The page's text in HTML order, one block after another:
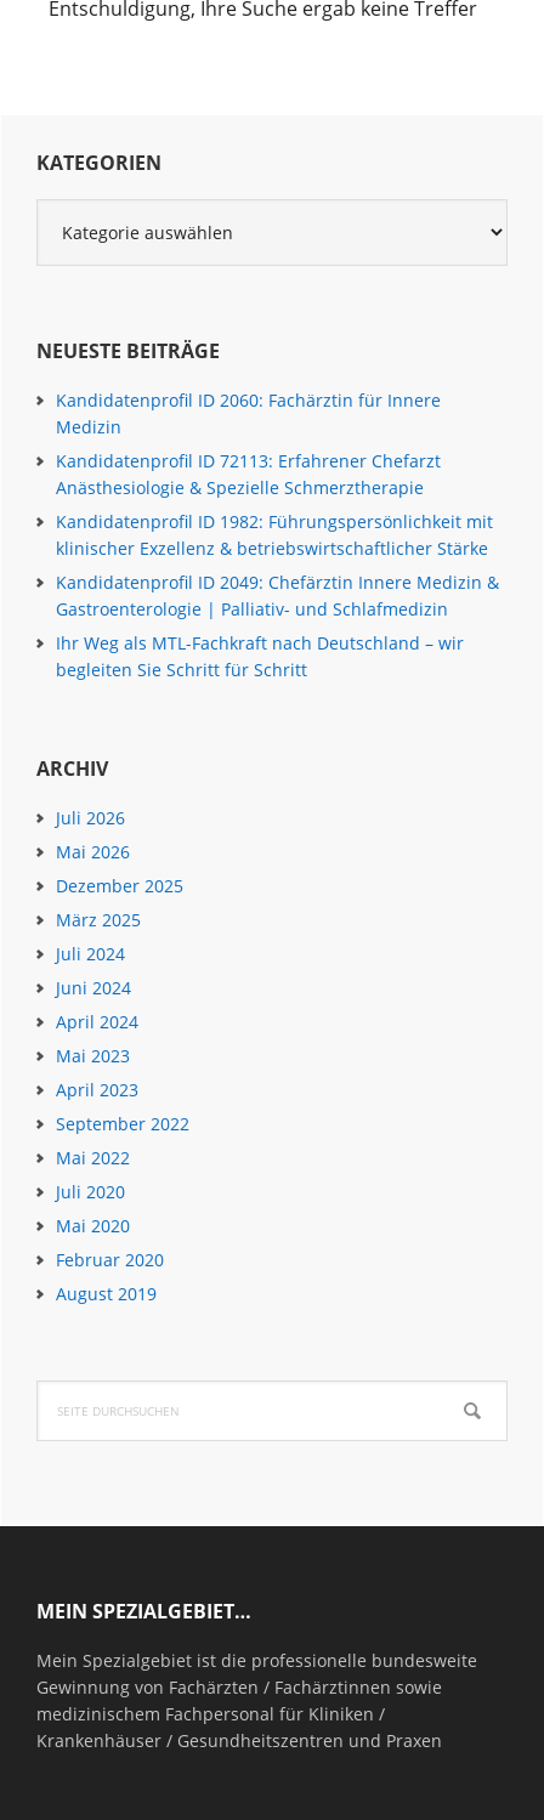
Entschuldigung, Ihre Suche ergab keine Treffer
Seitenspalte
KATEGORIEN
NEUESTE BEITRÄGE
Kandidatenprofil ID 2060: Fachärztin für Innere
Medizin
Kandidatenprofil ID 72113: Erfahrener Chefarzt
Anästhesiologie & Spezielle Schmerztherapie
Kandidatenprofil ID 1982: Führungspersönlichkeit mit
klinischer Exzellenz & betriebswirtschaftlicher Stärke
Kandidatenprofil ID 2049: Chefärztin Innere Medizin &
Gastroenterologie | Palliativ- und Schlafmedizin
Ihr Weg als MTL-Fachkraft nach Deutschland – wir
begleiten Sie Schritt für Schritt
ARCHIV
Juli 2026
Mai 2026
Dezember 2025
März 2025
Juli 2024
Juni 2024
April 2024
Mai 2023
April 2023
September 2022
Mai 2022
Juli 2020
Mai 2020
Februar 2020
August 2019
durchsuchen
MEIN SPEZIALGEBIET…
Mein Spezialgebiet ist die professionelle bundesweite
Gewinnung von Fachärzten / Fachärztinnen sowie
medizinischem Fachpersonal für Kliniken /
Krankenhäuser / Gesundheitszentren und Praxen